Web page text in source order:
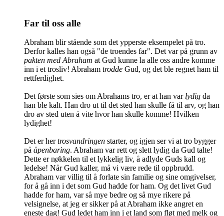
Far til oss alle
Abraham blir stående som det ypperste eksempelet på tro.
Derfor kalles han også "de troendes far". Det var på grunn av
pakten med Abraham at Gud kunne la alle oss andre komme
inn i et trosliv! Abraham trodde Gud, og det ble regnet ham til
rettferdighet.
Det første som sies om Abrahams tro, er at han var lydig da
han ble kalt. Han dro ut til det sted han skulle få til arv, og han
dro av sted uten å vite hvor han skulle komme! Hvilken
lydighet!
Det er hertrosvandringen starter, og igjen ser vi at tro bygger
på åpenbaring. Abraham var rett og slett lydig da Gud talte!
Dette er nøkkelen til et lykkelig liv, å adlyde Guds kall og
ledelse! Når Gud kaller, må vi være rede til oppbrudd.
Abraham var villig til å forlate sin familie og sine omgivelser,
for å gå inn i det som Gud hadde for ham. Og det livet Gud
hadde for ham, var så mye bedre og så mye rikere på
velsignelse, at jeg er sikker på at Abraham ikke angret en
eneste dag! Gud ledet ham inn i et land som fløt med melk og